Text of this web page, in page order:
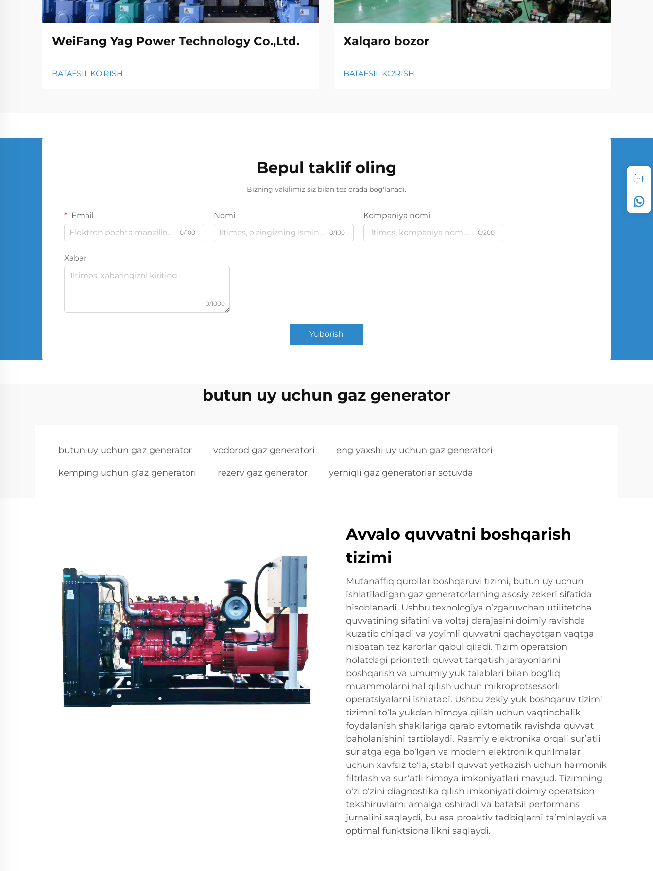
WeiFang Yag Power Technology Co.,Ltd.
BATAFSIL KO'RISH
Xalqaro bozor
BATAFSIL KO'RISH
Bepul taklif oling
Bizning vakilimiz siz bilan tez orada bog'lanadi.
Email
0/100
Nomi
0/100
Kompaniya nomi
0/200
Xabar
0/1000
Yuborish
butun uy uchun gaz generator
butun uy uchun gaz generator vodorod gaz generatori eng yaxshi uy uchun gaz generatori
kemping uchun g‘az generatori rezerv gaz generator yerniqli gaz generatorlar sotuvda
Avvalo quvvatni boshqarish
tizimi
Mutanaffiq qurollar boshqaruvi tizimi, butun uy uchun
ishlatiladigan gaz generatorlarning asosiy zekeri sifatida
hisoblanadi. Ushbu texnologiya o‘zgaruvchan utilitetcha
quvvatining sifatini va voltaj darajasini doimiy ravishda
kuzatib chiqadi va yoyimli quvvatni qachayotgan vaqtga
nisbatan tez karorlar qabul qiladi. Tizim operatsion
holatdagi prioritetli quvvat tarqatish jarayonlarini
boshqarish va umumiy yuk talablari bilan bog‘liq
muammolarni hal qilish uchun mikroprotsessorli
operatsiyalarni ishlatadi. Ushbu zekiy yuk boshqaruv tizimi
tizimni to‘la yukdan himoya qilish uchun vaqtinchalik
foydalanish shakllariga qarab avtomatik ravishda quvvat
baholanishini tartiblaydi. Rasmiy elektronika orqali sur’atli
sur‘atga ega bo‘lgan va modern elektronik qurilmalar
uchun xavfsiz to‘la, stabil quvvat yetkazish uchun harmonik
filtrlash va sur‘atli himoya imkoniyatlari mavjud. Tizimning
o‘zi o‘zini diagnostika qilish imkoniyati doimiy operatsion
tekshiruvlarni amalga oshiradi va batafsil performans
jurnalini saqlaydi, bu esa proaktiv tadbiqlarni ta’minlaydi va
optimal funktsionallikni saqlaydi.